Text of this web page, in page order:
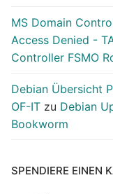
MS Domain
Access Denied -
Controller FSMO
Debian Übersicht
OF-IT zu Debian
Bookworm
SPENDIERE EINEN